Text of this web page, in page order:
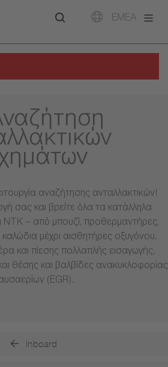
EMEA
αναζήτησης ανταλλακτικών!
σας και βρείτε όλα τα κατάλληλα
NTK – από μπουζί, προθερμαντήρες,
μέχρι αισθητήρες οξυγόνου,
και πίεσης πολλαπλής εισαγωγής,
θέσης και βαλβίδες ανακυκλοφορίας
(EGR).
Inboard